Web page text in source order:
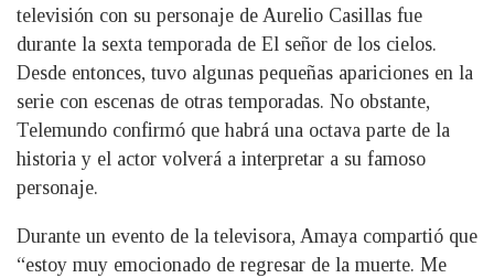
televisión con su personaje de Aurelio Casillas fue
durante la sexta temporada de El señor de los cielos.
Desde entonces, tuvo algunas pequeñas apariciones en la
serie con escenas de otras temporadas. No obstante,
Telemundo confirmó que habrá una octava parte de la
historia y el actor volverá a interpretar a su famoso
personaje.
Durante un evento de la televisora, Amaya compartió que
“estoy muy emocionado de regresar de la muerte. Me